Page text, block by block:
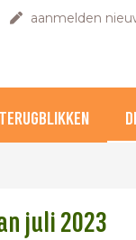
aanmelden
TERUGBLIKKEN
juli 2023